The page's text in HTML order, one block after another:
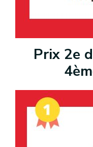
Prix 2e